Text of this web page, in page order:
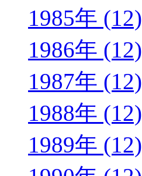
1985年 (12)
1986年 (12)
1987年 (12)
1988年 (12)
1989年 (12)